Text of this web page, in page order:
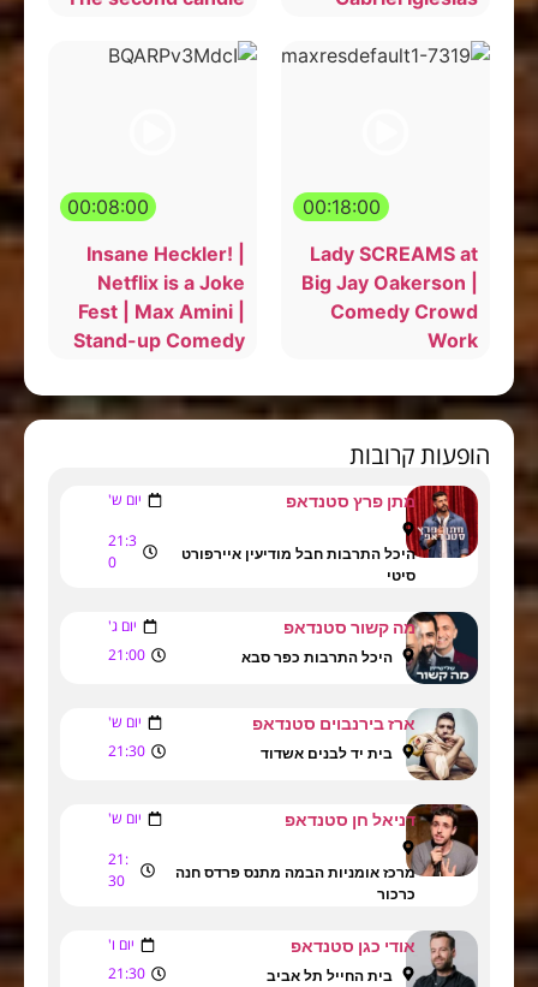
00:18:00
Lady SCREAMS at
Big Jay Oakerson |
Comedy Crowd
Work
00:08:00
Insane Heckler! |
Netflix is a Joke
Fest | Max Amini |
Stand-up Comedy
הופעות קרובות
מתן פרץ סטנדאפ יום ש'
היכל התרבות חבל מודיעין איירפורט
סיטי
21:3
0
מה קשור סטנדאפ יום ג'
היכל התרבות כפר סבא 21:00
ארז בירנבוים סטנדאפ יום ש'
בית יד לבנים אשדוד 21:30
דניאל חן סטנדאפ יום ש'
מרכז אומניות הבמה מתנס פרדס חנה
כרכור
21:
30
אודי כגן סטנדאפ יום ו'
בית החייל תל אביב 21:30